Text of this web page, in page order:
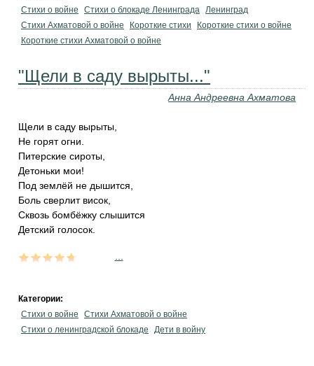
Стихи о войне
Стихи о блокаде Ленинграда Ленинград
Стихи Ахматовой о войне
Короткие стихи
Короткие стихи о войне
Короткие стихи Ахматовой о войне
"Щели в саду вырыты..."
Анна Андреевна Ахматова
Щели в саду вырыты,
Не горят огни.
Питерские сироты,
Детоньки мои!
Под землёй не дышится,
Боль сверлит висок,
Сквозь бомбёжку слышится
Детский голосок.
Категории:
Стихи о войне
Стихи Ахматовой о войне
Стихи о ленинградской блокаде
Дети в войну